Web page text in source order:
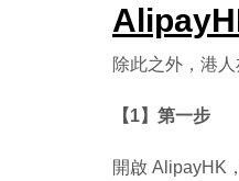
除此之外，港
【1】第一步
開啟 AlipayHK